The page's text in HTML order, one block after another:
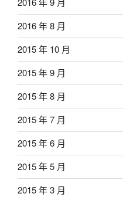
2016 年 8 月
2015 年 10 月
2015 年 9 月
2015 年 8 月
2015 年 7 月
2015 年 6 月
2015 年 5 月
2015 年 3 月